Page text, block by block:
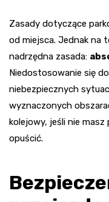
Zasady dotyczące
od miejsca. Jednak na
nadrzędna zasada:
Niedostosowanie się
niebezpiecznych
wyznaczonych
kolejowy, jeśli nie
opuścić.